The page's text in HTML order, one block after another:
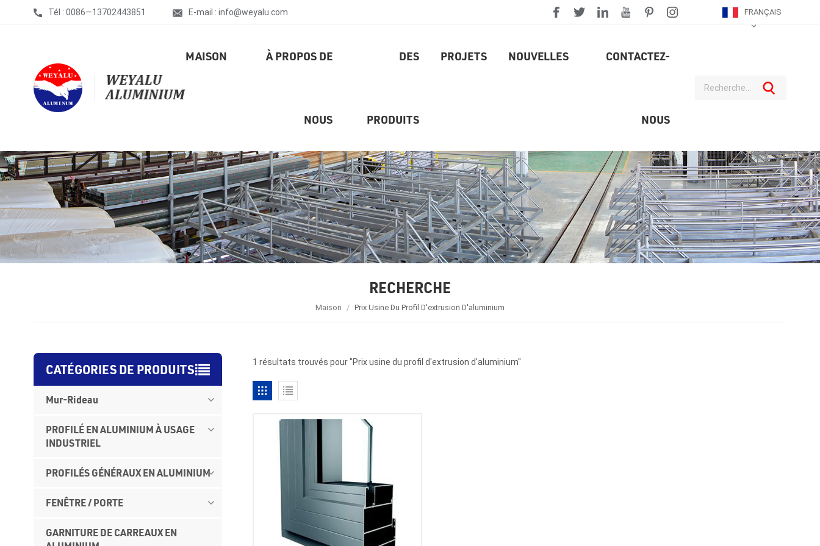
Tél : 0086—13702443851 E-mail : info@weyalu.com FRANÇAIS
MAISON À PROPOS DE
NOUS
DES
PRODUITS
PROJETS NOUVELLES CONTACTEZ-
NOUS
RECHERCHE
Maison / Prix Usine Du Profil D'extrusion D'aluminium
1 résultats trouvés pour "Prix usine du profil d'extrusion d'aluminium"
CATÉGORIES DE PRODUITS
Mur-Rideau
PROFILÉ EN ALUMINIUM À USAGE
INDUSTRIEL
PROFILÉS GÉNÉRAUX EN ALUMINIUM
FENÊTRE / PORTE
GARNITURE DE CARREAUX EN